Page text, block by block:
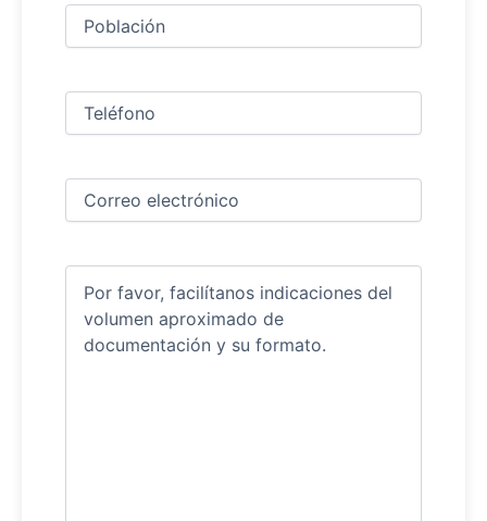
Ciudad
Teléfono
Correo
electrónico (Obligatorio)
Comentarios